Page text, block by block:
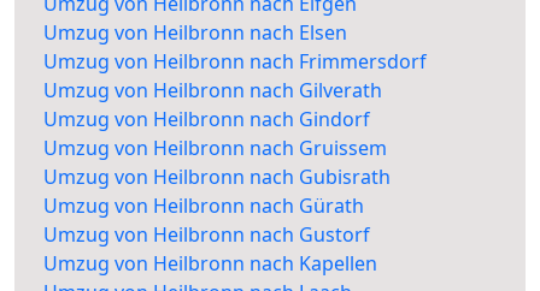
Umzug von Heilbronn nach Elsen
Umzug von Heilbronn nach Frimmersdorf
Umzug von Heilbronn nach Gilverath
Umzug von Heilbronn nach Gindorf
Umzug von Heilbronn nach Gruissem
Umzug von Heilbronn nach Gubisrath
Umzug von Heilbronn nach Gürath
Umzug von Heilbronn nach Gustorf
Umzug von Heilbronn nach Kapellen